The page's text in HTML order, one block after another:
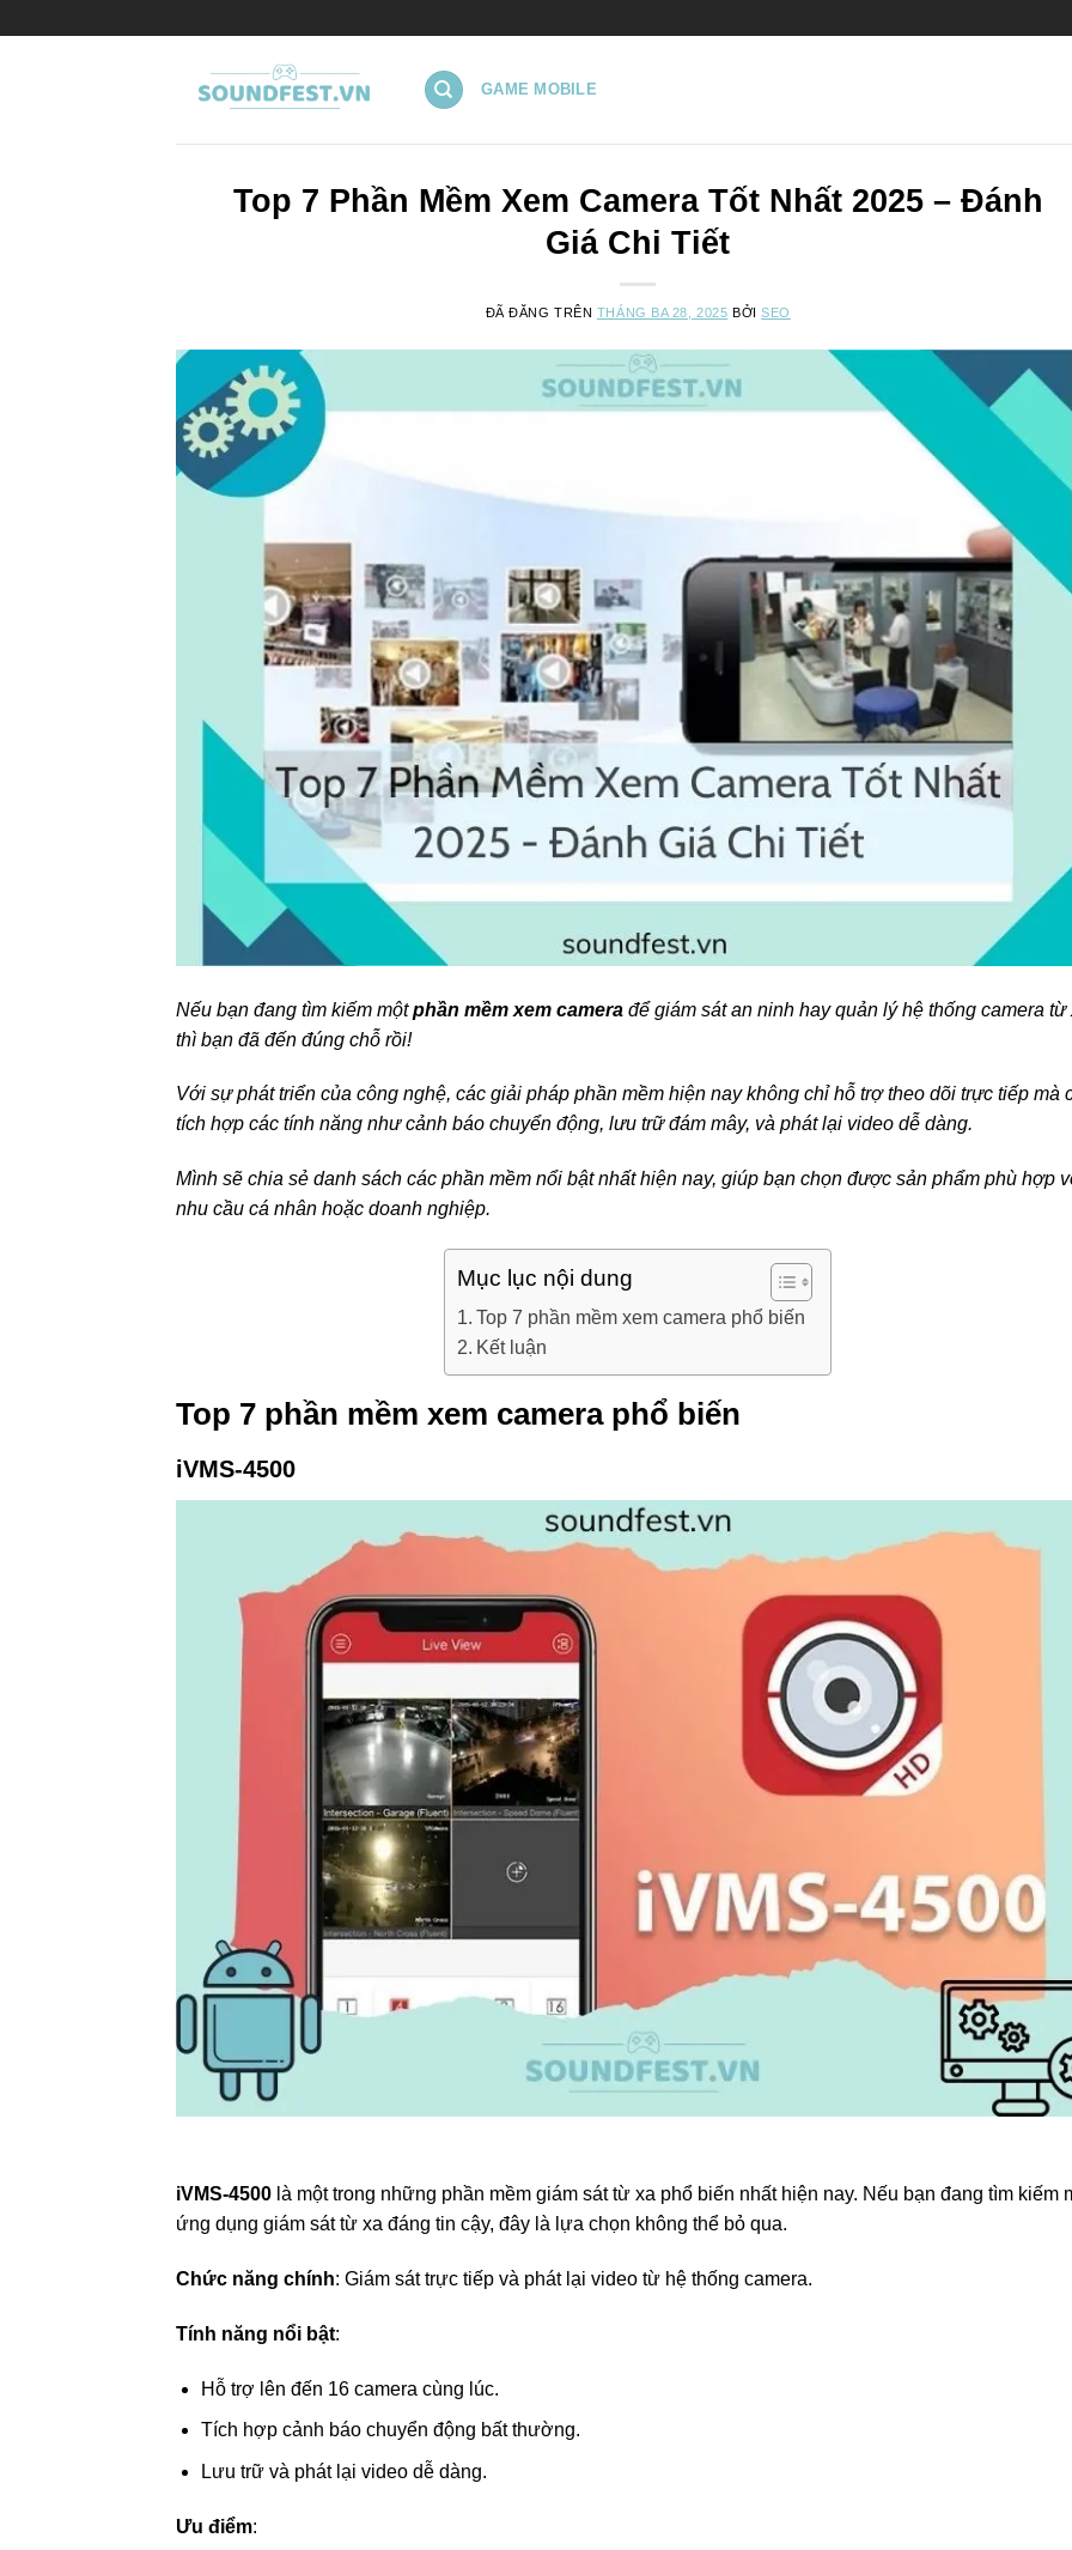
GAME MOBILE
Top 7 Phần Mềm Xem Camera Tốt Nhất 2025 – Đánh
Giá Chi Tiết
ĐÃ ĐĂNG TRÊN THÁNG BA 28, 2025 BỞISEO
Nếu bạn đang tìm kiếm mộtphần mềm xem camera để giám sát an ninh hay quản lý hệ thống camera từ
thì bạn đã đến đúng chỗ rồi!
Với sự phát triển của công nghệ, các giải pháp phần mềm hiện nay không chỉ hỗ trợ theo dõi trực tiếp mà
tích hợp các tính năng như cảnh báo chuyển động, lưu trữ đám mây, và phát lại video dễ dàng.
Mình sẽ chia sẻ danh sách các phần mềm nổi bật nhất hiện nay, giúp bạn chọn được sản phẩm phù hợp
nhu cầu cá nhân hoặc doanh nghiệp.
Mục lục nội dung
Top 7 phần mềm xem camera phổ biến
Kết luận
Top 7 phần mềm xem camera phổ biến
iVMS-4500
iVMS-4500 là một trong những phần mềm giám sát từ xa phổ biến nhất hiện nay. Nếu bạn đang tìm kiếm
ứng dụng giám sát từ xa đáng tin cậy, đây là lựa chọn không thể bỏ qua.
Chức năng chính: Giám sát trực tiếp và phát lại video từ hệ thống camera.
Tính năng nổi bật:
Hỗ trợ lên đến 16 camera cùng lúc.
Tích hợp cảnh báo chuyển động bất thường.
Lưu trữ và phát lại video dễ dàng.
Ưu điểm: